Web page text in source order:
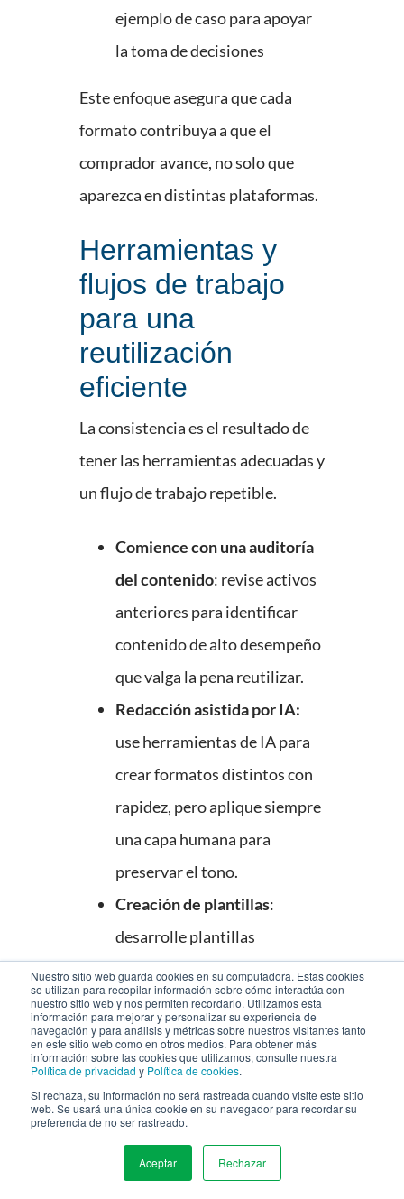
Nuestro sitio web guarda cookies en su computadora. Estas cookies
se utilizan para recopilar información sobre cómo interactúa con
nuestro sitio web y nos permiten recordarlo. Utilizamos esta
información para mejorar y personalizar su experiencia de
navegación y para análisis y métricas sobre nuestros visitantes tanto
en este sitio web como en otros medios. Para obtener más
información sobre las cookies que utilizamos, consulte nuestra
Política de privacidad y Política de cookies.
Si rechaza, su información no será rastreada cuando visite este sitio
web. Se usará una única cookie en su navegador para recordar su
preferencia de no ser rastreado.
Aceptar Rechazar
ejemplo de caso para apoyar
la toma de decisiones
Este enfoque asegura que cada
formato contribuya a que el
comprador avance, no solo que
aparezca en distintas plataformas.
Herramientas y
flujos de trabajo
para una
reutilización
eficiente
La consistencia es el resultado de
tener las herramientas adecuadas y
un flujo de trabajo repetible.
Comience con una auditoría
del contenido: revise activos
anteriores para identificar
contenido de alto desempeño
que valga la pena reutilizar.
Redacción asistida por IA:
use herramientas de IA para
crear formatos distintos con
rapidez, pero aplique siempre
una capa humana para
preservar el tono.
Creación de plantillas:
desarrolle plantillas
reutilizables para gráficos,
correos electrónicos y
publicaciones sociales.
Programación y
automatización: plataformas
como HubSpot, Hootsuite o
Buffer pueden apoyar una